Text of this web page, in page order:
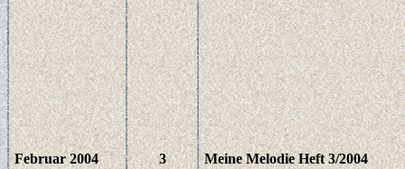
Februar 2004 3 Meine Melodie Heft 3/2004